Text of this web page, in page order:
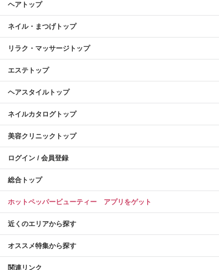
ヘアトップ
ネイル・まつげトップ
リラク・マッサージトップ
エステトップ
ヘアスタイルトップ
ネイルカタログトップ
美容クリニックトップ
ログイン / 会員登録
総合トップ
ホットペッパービューティー アプリをゲット
近くのエリアから探す
オススメ特集から探す
関連リンク